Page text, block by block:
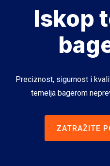
Iskop
Preciznost, sigurnost i
temelja bagerom
ZATRAŽITE